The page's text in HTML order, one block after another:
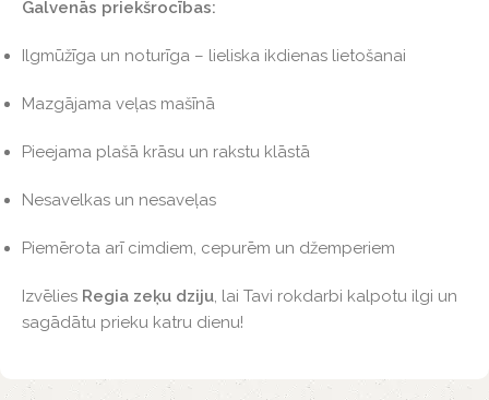
Galvenās priekšrocības:
Ilgmūžīga un noturīga – lieliska ikdienas lietošanai
Mazgājama veļas mašīnā
Pieejama plašā krāsu un rakstu klāstā
Nesavelkas un nesaveļas
Piemērota arī cimdiem, cepurēm un džemperiem
Izvēlies Regia zeķu dziju, lai Tavi rokdarbi kalpotu ilgi un
sagādātu prieku katru dienu!